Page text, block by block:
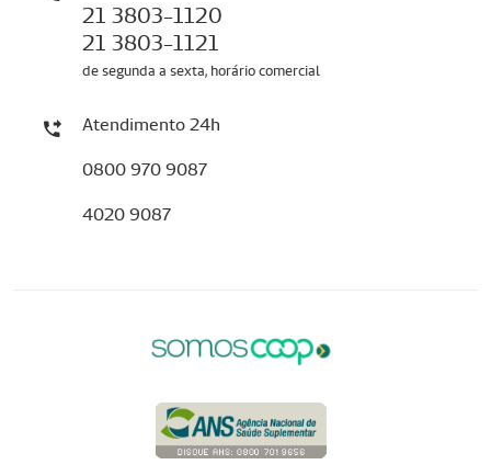
21 3803-1120
21 3803-1121
de segunda a sexta, horário comercial
Atendimento 24h
0800 970 9087
4020 9087